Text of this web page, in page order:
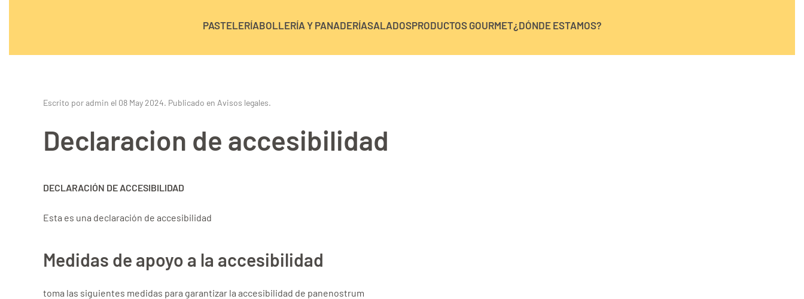
PASTELERÍABOLLERÍA Y PANADERÍASALADOSPRODUCTOS GOURMET¿DÓNDE ESTAMOS?
Escrito por admin el 08 May 2024. Publicado en Avisos legales.
Declaracion de accesibilidad
DECLARACIÓN DE ACCESIBILIDAD
Esta es una declaración de accesibilidad
Medidas de apoyo a la accesibilidad
toma las siguientes medidas para garantizar la accesibilidad de panenostrum